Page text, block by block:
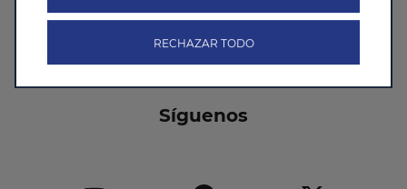
Enviar
Síguenos
RECHAZAR TODO